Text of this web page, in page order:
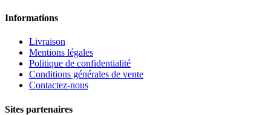
Informations
Livraison
Mentions légales
Politique de confidentialité
Conditions générales de vente
Contactez-nous
Sites partenaires